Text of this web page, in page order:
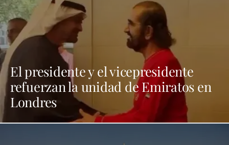
El presidente y el vicepresidente
refuerzan la unidad de Emiratos en
Londres